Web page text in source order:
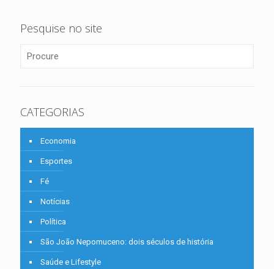
Pesquise no site
CATEGORIAS
Economia
Esportes
Fé
Notícias
Política
São João Nepomuceno: dois séculos de história
Saúde e Lifestyle